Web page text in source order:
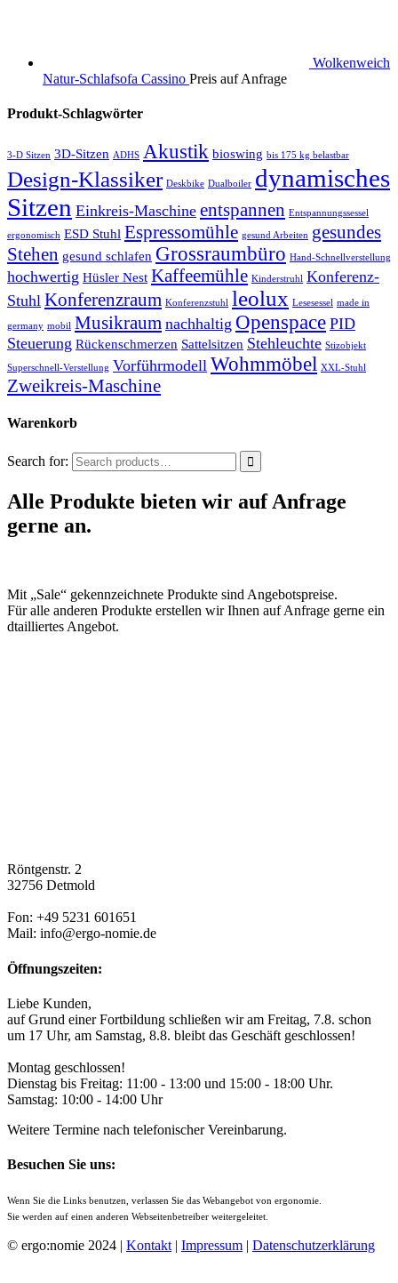
Wolkenweich
Natur-Schlafsofa Cassino Preis auf Anfrage
Produkt-Schlagwörter
3-D Sitzen 3D-Sitzen ADHS Akustik bioswing bis 175 kg belastbar
Design-Klassiker Deskbike Dualboiler dynamisches
Sitzen Einkreis-Maschine entspannen Entspannungssessel
ergonomisch ESD Stuhl Espressomühle gesund Arbeiten gesundes
Stehen gesund schlafen Grossraumbüro Hand-Schnellverstellung
hochwertig Hüsler Nest Kaffeemühle Kinderstruhl Konferenz-
Stuhl Konferenzraum Konferenzstuhl leolux Lesesessel made in
germany mobil Musikraum nachhaltig Openspace PID
Steuerung Rückenschmerzen Sattelsitzen Stehleuchte Stizobjekt
Superschnell-Verstellung Vorführmodell Wohmmöbel XXL-Stuhl
Zweikreis-Maschine
Warenkorb
Search for:
Alle Produkte bieten wir auf Anfrage
gerne an.
Mit „Sale“ gekennzeichnete Produkte sind Angebotspreise.
Für alle anderen Produkte erstellen wir Ihnen auf Anfrage gerne ein
dtailliertes Angebot.
Röntgenstr. 2
32756 Detmold
Fon: +49 5231 601651
Mail: info@ergo-nomie.de
Öffnungszeiten:
Liebe Kunden,
auf Grund einer Fortbildung schließen wir am Freitag, 7.8. schon
um 17 Uhr, am Samstag, 8.8. bleibt das Geschäft geschlossen!
Montag geschlossen!
Dienstag bis Freitag: 11:00 - 13:00 und 15:00 - 18:00 Uhr.
Samstag: 10:00 - 14:00 Uhr
Weitere Termine nach telefonischer Vereinbarung.
Besuchen Sie uns:
Wenn Sie die Links benutzen, verlassen Sie das Webangebot von ergonomie.
Sie werden auf einen anderen Webseitenbetreiber weitergeleitet.
© ergo:nomie 2024 | Kontakt| Impressum Datenschutzerklärung